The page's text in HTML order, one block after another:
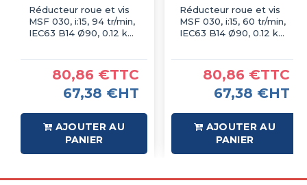
Réducteur roue et vis
MSF 030, i:15, 94 tr/min,
IEC63 B14 Ø90, 0.12 kW
80,86 €TTC
67,38 €HT
AJOUTER AU
PANIER
Réducteur roue et vis
MSF 030, i:15, 60 tr/min,
IEC63 B14 Ø90, 0.12 kW
80,86 €TTC
67,38 €HT
AJOUTER AU
PANIER